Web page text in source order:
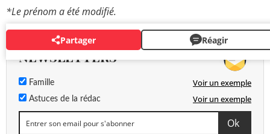
*Le prénom a été modifié.
Partager Réagir
NEWSLETTERS
Famille Voir un exemple
Astuces de la rédac Voir un exemple